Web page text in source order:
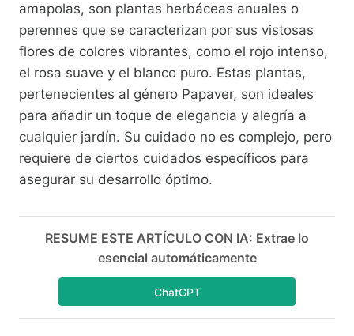
amapolas, son plantas herbáceas anuales o
perennes que se caracterizan por sus vistosas
flores de colores vibrantes, como el rojo intenso,
el rosa suave y el blanco puro. Estas plantas,
pertenecientes al género Papaver, son ideales
para añadir un toque de elegancia y alegría a
cualquier jardín. Su cuidado no es complejo, pero
requiere de ciertos cuidados específicos para
asegurar su desarrollo óptimo.
RESUME ESTE ARTÍCULO CON IA: Extrae lo
esencial automáticamente
ChatGPT